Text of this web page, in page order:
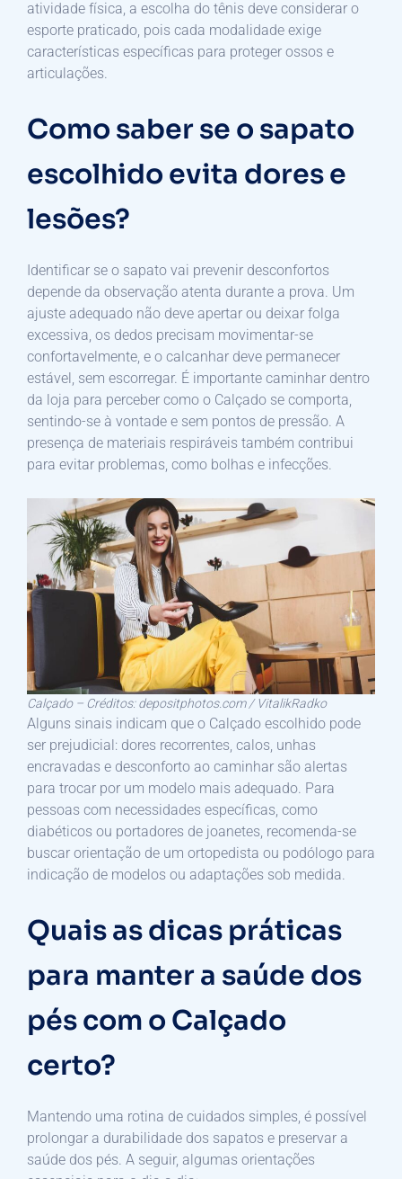
atividade física, a escolha do tênis deve considerar o
esporte praticado, pois cada modalidade exige
características específicas para proteger ossos e
articulações.
Como saber se o sapato
escolhido evita dores e
lesões?
Identificar se o sapato vai prevenir desconfortos
depende da observação atenta durante a prova. Um
ajuste adequado não deve apertar ou deixar folga
excessiva, os dedos precisam movimentar-se
confortavelmente, e o calcanhar deve permanecer
estável, sem escorregar. É importante caminhar dentro
da loja para perceber como o Calçado se comporta,
sentindo-se à vontade e sem pontos de pressão. A
presença de materiais respiráveis também contribui
para evitar problemas, como bolhas e infecções.
Calçado – Créditos: depositphotos.com / VitalikRadko
Alguns sinais indicam que o Calçado escolhido pode
ser prejudicial: dores recorrentes, calos, unhas
encravadas e desconforto ao caminhar são alertas
para trocar por um modelo mais adequado. Para
pessoas com necessidades específicas, como
diabéticos ou portadores de joanetes, recomenda-se
buscar orientação de um ortopedista ou podólogo para
indicação de modelos ou adaptações sob medida.
Quais as dicas práticas
para manter a saúde dos
pés com o Calçado
certo?
Mantendo uma rotina de cuidados simples, é possível
prolongar a durabilidade dos sapatos e preservar a
saúde dos pés. A seguir, algumas orientações